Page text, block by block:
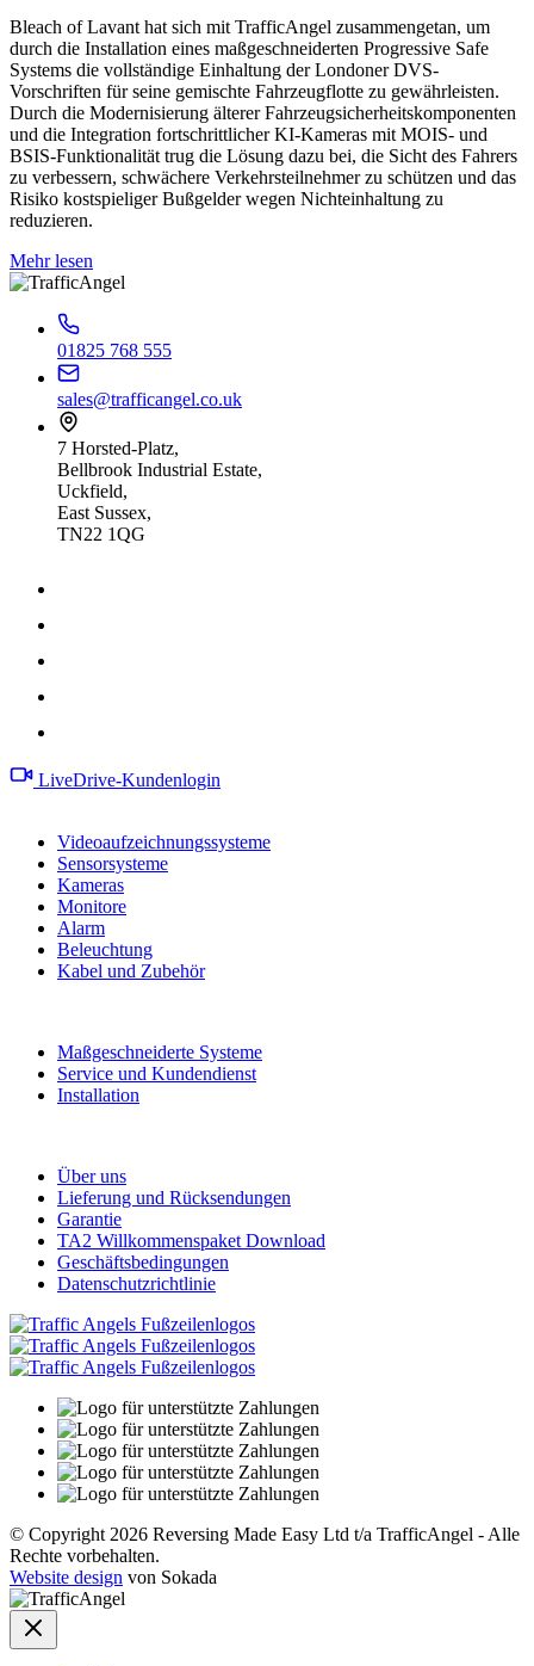
Bleach of Lavant hat sich mit TrafficAngel zusammengetan, um
durch die Installation eines maßgeschneiderten Progressive Safe
Systems die vollständige Einhaltung der Londoner DVS-
Vorschriften für seine gemischte Fahrzeugflotte zu gewährleisten.
Durch die Modernisierung älterer Fahrzeugsicherheitskomponenten
und die Integration fortschrittlicher KI-Kameras mit MOIS- und
BSIS-Funktionalität trug die Lösung dazu bei, die Sicht des Fahrers
zu verbessern, schwächere Verkehrsteilnehmer zu schützen und das
Risiko kostspieliger Bußgelder wegen Nichteinhaltung zu
reduzieren.
Mehr lesen
01825 768 555
sales@trafficangel.co.uk
7 Horsted-Platz,
Bellbrook Industrial Estate,
Uckfield,
East Sussex,
TN22 1QG
LiveDrive-Kundenlogin
Videoaufzeichnungssysteme
Sensorsysteme
Kameras
Monitore
Alarm
Beleuchtung
Kabel und Zubehör
Maßgeschneiderte Systeme
Service und Kundendienst
Installation
Über uns
Lieferung und Rücksendungen
Garantie
TA2 Willkommenspaket Download
Geschäftsbedingungen
Datenschutzrichtlinie
© Copyright 2026 Reversing Made Easy Ltd t/a TrafficAngel - Alle
Rechte vorbehalten.
Website design von Sokada